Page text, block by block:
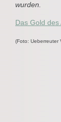
wurden.
Das Gold des
(Foto: Ueberreuter